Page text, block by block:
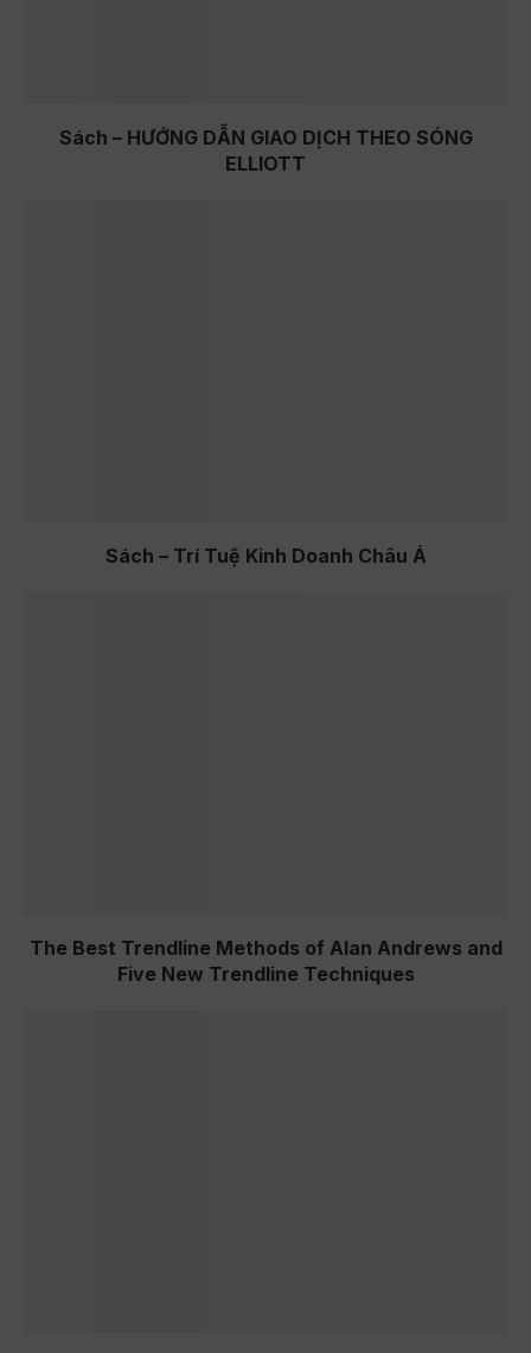
Sách – HƯỚNG DẪN GIAO DỊCH THEO SÓNG
ELLIOTT
Sách – Trí Tuệ Kinh Doanh Châu Á
The Best Trendline Methods of Alan Andrews and
Five New Trendline Techniques